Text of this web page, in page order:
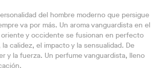
del hombre moderno que persigue
va por más. Un aroma vanguardista en el
y occidente se fusionan en perfecto
calidez, el impacto y la sensualidad. De
y la fuerza. Un perfume vanguardista, lleno